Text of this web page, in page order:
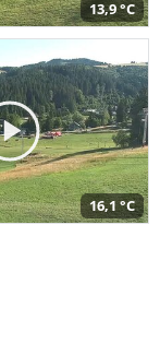
13,9 °C
16,1 °C